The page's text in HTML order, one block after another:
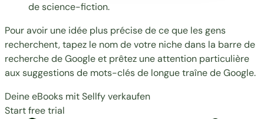
de science-fiction.
Pour avoir une idée plus précise de ce que les gens
recherchent, tapez le nom de votre niche dans la barre de
recherche de Google et prêtez une attention particulière
aux suggestions de mots-clés de longue traînede Google.
Deine eBooks mit Sellfy verkaufen
Start free trial